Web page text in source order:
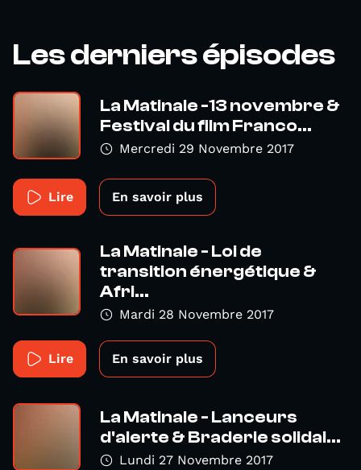
Les derniers épisodes
La Matinale -13 novembre &
Festival du film Franco...
Mercredi 29 Novembre 2017
Lire En savoir plus
La Matinale - Loi de
transition énergétique &
Afri...
Mardi 28 Novembre 2017
Lire En savoir plus
La Matinale - Lanceurs
d'alerte & Braderie solidai...
Lundi 27 Novembre 2017